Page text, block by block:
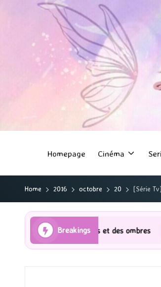
Homepage Cinéma
Home 2016 octobre 20 [Série
Breakings
des ombres [Lecture] Gardiens